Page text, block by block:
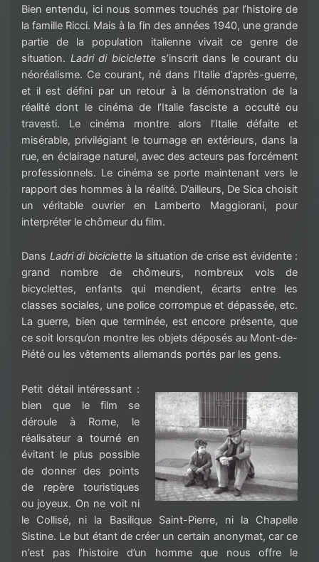
Bien entendu, ici nous sommes touchés par l’histoire de
la famille Ricci. Mais à la fin des années 1940, une grande
partie de la population italienne vivait ce genre de
situation. Ladridi biciclette s’inscrit dans le courant du
néoréalisme. Ce courant, né dans l’Italie d’après-guerre,
et il est défini par un retour à la démonstration de la
réalité dont le cinéma de l’Italie fasciste a occulté ou
travesti. Le cinéma montre alors l’Italie défaite et
misérable, privilégiant le tournage en extérieurs, dans la
rue, en éclairage naturel, avec des acteurs pas forcément
professionnels. Le cinéma se porte maintenant vers le
rapport des hommes à la réalité. D’ailleurs, De Sica choisit
un véritable ouvrier en Lamberto Maggiorani, pour
interpréter le chômeur du film.
Dans Ladridi biciclette la situation de crise est évidente :
grand nombre de chômeurs, nombreux vols de
bicyclettes, enfants qui mendient, écarts entre les
classes sociales, une police corrompue et dépassée, etc.
La guerre, bien que terminée, est encore présente, que
ce soit lorsqu’on montre les objets déposés au Mont-de-
Piété ou les vêtements allemands portés par les gens.
Petit détail intéressant :
bien que le film se
déroule à Rome, le
réalisateur a tourné en
évitant le plus possible
de donner des points
de repèretouristiques
ou joyeux. On ne voit ni
le Collisé, ni la Basilique Saint-Pierre, ni la Chapelle
Sistine. Le but étant de créer un certain anonymat, car ce
n’est pas l’histoire d’un homme que nous offre le